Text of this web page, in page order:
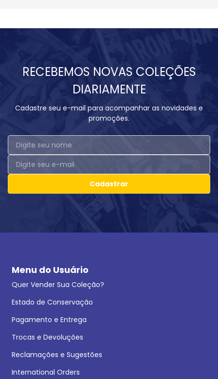
RECEBEMOS NOVAS COLEÇÕES
DIARIAMENTE
Cadastre seu e-mail para acompanhar as novidades e
promoções.
Cadastrar
Menu do Usuário
Quer Vender Sua Coleção?
Estado de Conservação
Pagamento e Entrega
Trocas e Devoluções
Reclamações e Sugestões
International Orders